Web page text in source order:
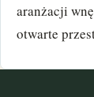
sierpień 2017
czerwiec 2017
aranżacji
otwarte